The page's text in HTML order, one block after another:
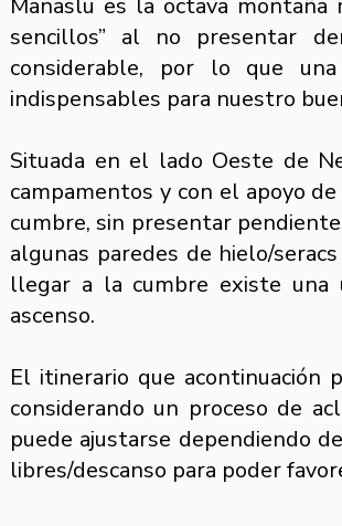
Manaslu es la octava
sencillos” al no presentar
considerable, por lo que
indispensables para nuestro
Situada en el lado Oeste de
campamentos y con el apoyo
cumbre, sin presentar
algunas paredes de hielo/
llegar a la cumbre existe
ascenso.
El itinerario que acontinuación
considerando un proceso de
puede ajustarse dependiendo
libres/descanso para poder